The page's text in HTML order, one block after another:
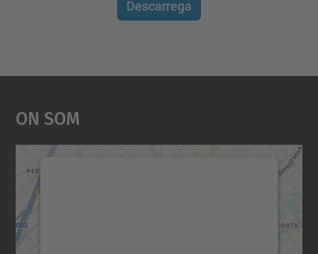
Descarrega
On Som